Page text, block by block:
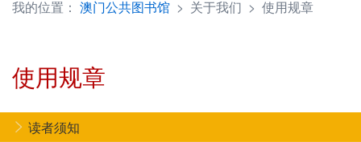
我的位置： 澳门公共图书馆 > 关于我们 > 使用规章
使用规章
读者须知